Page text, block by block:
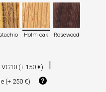
Holm oak
Holm oak
Rosewood
Rosewood
VG10 (+ 150 €)
(+ 250 €)